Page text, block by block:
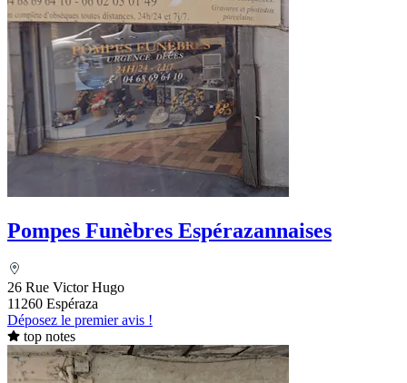
Pompes Funèbres Espérazannaises
26 Rue Victor Hugo
11260 Espéraza
Déposez le premier avis !
top notes